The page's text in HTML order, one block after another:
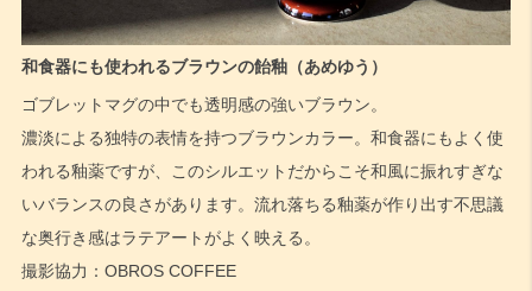
和食器にも使われるブラウンの飴釉（あめゆう）
ゴブレットマグの中でも透明感の強いブラウン。
濃淡による独特の表情を持つブラウンカラー。和食器にもよく使
われる釉薬ですが、このシルエットだからこそ和風に振れすぎな
いバランスの良さがあります。流れ落ちる釉薬が作り出す不思議
な奥行き感はラテアートがよく映える。
撮影協力：OBROS COFFEE